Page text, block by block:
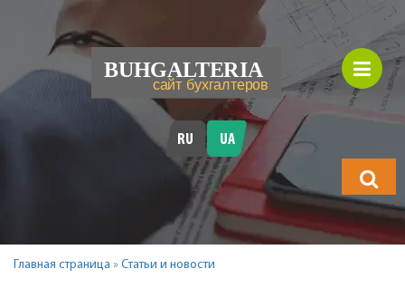
RU UA
Главная страница » Статьи и новости